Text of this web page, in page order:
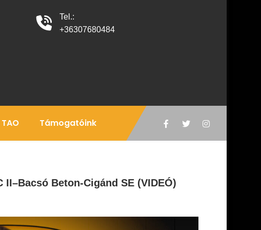
Tel.:
+36307680484
TAO Támogatóink
Beton-Cigánd SE (VIDEÓ)